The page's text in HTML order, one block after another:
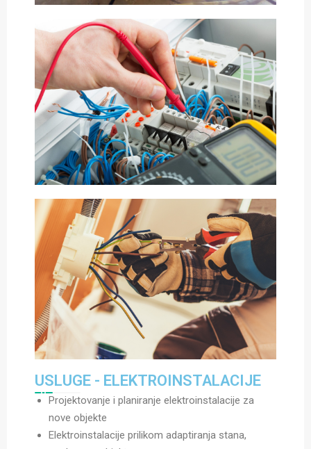
USLUGE - ELEKTROINSTALACIJE
Projektovanje i planiranje elektroinstalacije za
nove objekte
Elektroinstalacije prilikom adaptiranja stana,